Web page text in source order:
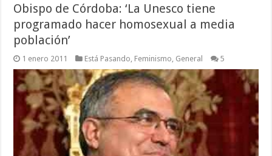
Obispo de Córdoba: ‘La Unesco tiene
programado hacer homosexual a media
población’
1 enero 2011 Está Pasando Feminismo General 5